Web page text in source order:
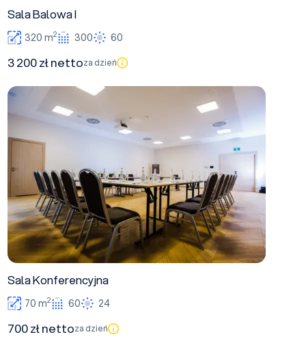
Sala Balowa I
320 m2 300 60
3 200 zł nettoza dzień
Sala Konferencyjna
Sala Konferencyjna
70 m2 60 24
700 zł nettoza dzień